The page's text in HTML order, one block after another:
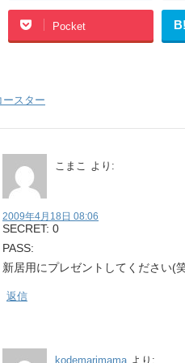
Pocket B!
ースター
こまこ より:
2009年4月18日 08:06
SECRET: 0
PASS:
新居用にプレゼントしてください(
返信
kodemarimama より: